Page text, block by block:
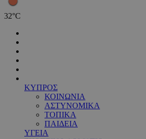
32°C
ΚΥΠΡΟΣ
ΚΟΙΝΩΝΙΑ
ΑΣΤΥΝΟΜΙΚΑ
ΤΟΠΙΚΑ
ΠΑΙΔΕΙΑ
ΥΓΕΙΑ